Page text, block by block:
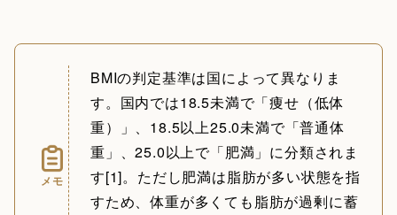
メモ
BMIの判定基準は国によって異なりま
す。国内では18.5未満で「痩せ（低体
重）」、18.5以上25.0未満で「普通体
重」、25.0以上で「肥満」に分類されま
す[1]。ただし肥満は脂肪が多い状態を指
すため、体重が多くても脂肪が過剰に蓄